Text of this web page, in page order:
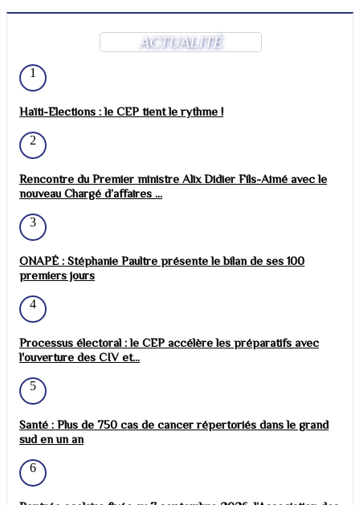
ACTUALITÉ
1
Haïti-Elections : le CEP tient le rythme !
2
Rencontre du Premier ministre Alix Didier Fils-Aimé avec le
nouveau Chargé d’affaires ...
3
ONAPÉ : Stéphanie Paultre présente le bilan de ses 100
premiers jours
4
Processus électoral : le CEP accélère les préparatifs avec
l'ouverture des CIV et...
5
Santé : Plus de 750 cas de cancer répertoriés dans le grand
sud en un an
6